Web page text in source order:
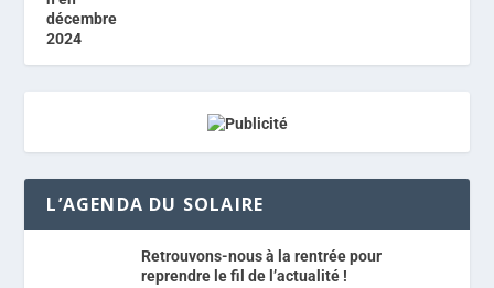
L’AGENDA DU SOLAIRE
Retrouvons-nous à la rentrée pour
reprendre le fil de l’actualité !